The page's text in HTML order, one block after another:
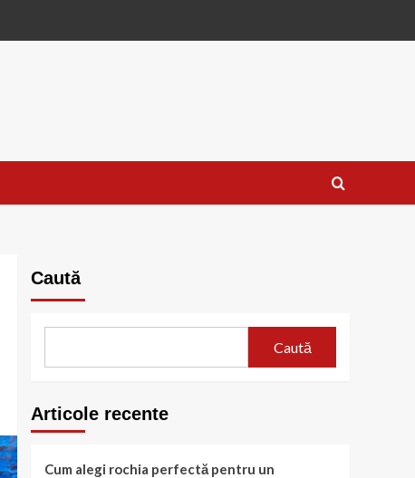
Caută
Caută
Articole recente
Cum alegi rochia perfectă pentru un